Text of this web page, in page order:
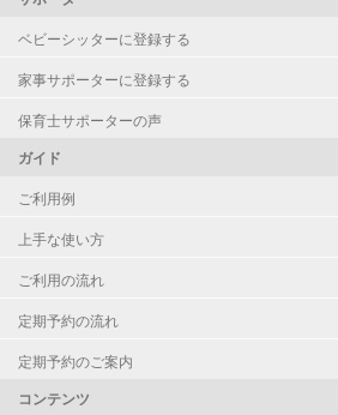
ベビーシッターに登録する
家事サポーターに登録する
保育士サポーターの声
ガイド
ご利用例
上手な使い方
ご利用の流れ
定期予約の流れ
定期予約のご案内
コンテンツ